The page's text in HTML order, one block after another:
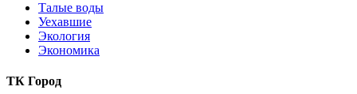
Талые воды
Уехавшие
Экология
Экономика
ТК Город